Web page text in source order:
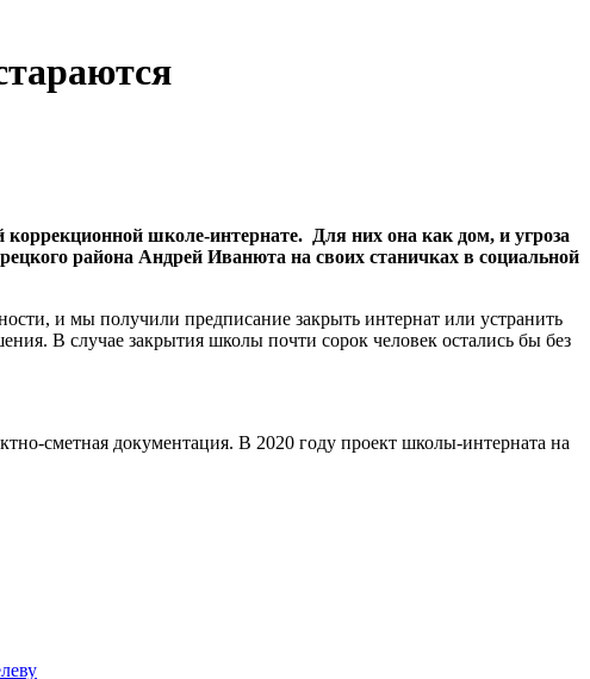
коррекционной школе-интернате. Для них она как дом, и угроза
района Андрей Иванюта на своих станичках в социальной
и мы получили предписание закрыть интернат или устранить
В случае закрытия школы почти сорок человек остались бы без
сметная документация. В 2020 году проект школы-интерната на